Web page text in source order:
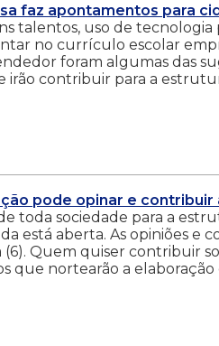
faz apontamentos para
talentos, uso de tecnologia
no currículo escolar
foram algumas das
irão contribuir para a
pode opinar e contribuir
toda sociedade para a
está aberta. As opiniões e
Quem quiser contribuir
que nortearão a elaboração